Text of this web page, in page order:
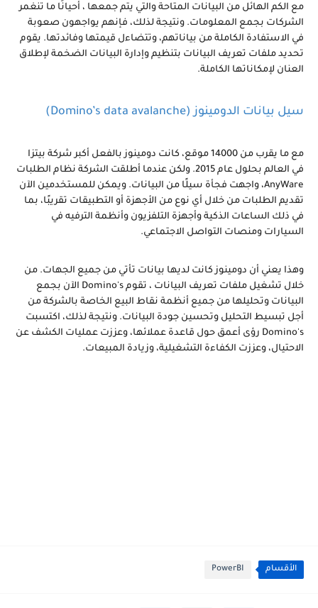
مع الكم الهائل من البيانات المتاحة والتي يتم جمعها ، أحيانًا ما تنغمر
الشركات بجمع المعلومات. ونتيجة لذلك، فإنهم يواجهون صعوبة
في الاستفادة الكاملة من بياناتهم، وتتضاءل قيمتها وفائدتها. يقوم
تحديد ملفات تعريف البيانات بتنظيم وإدارة البيانات الضخمة لإطلاق
العنان لإمكاناتها الكاملة.
سيل بيانات الدومينوز (Domino’s data avalanche)
مع ما يقرب من 14000 موقع، كانت دومينوز بالفعل أكبر شركة بيتزا
في العالم بحلول عام 2015. ولكن عندما أطلقت الشركة نظام الطلبات
AnyWare، واجهت فجأة سيلًا من البيانات. ويمكن للمستخدمين الآن
تقديم الطلبات من خلال أي نوع من الأجهزة أو التطبيقات تقريبًا، بما
في ذلك الساعات الذكية وأجهزة التلفزيون وأنظمة الترفيه في
السيارات ومنصات التواصل الاجتماعي.
وهذا يعني أن دومينوز كانت لديها بيانات تأتي من جميع الجهات. من
خلال تشغيل ملفات تعريف البيانات ، تقوم Domino's الآن بجمع
البيانات وتحليلها من جميع أنظمة نقاط البيع الخاصة بالشركة من
أجل تبسيط التحليل وتحسين جودة البيانات. ونتيجة لذلك، اكتسبت
Domino's رؤى أعمق حول قاعدة عملائها، وعززت عمليات الكشف عن
الاحتيال، وعززت الكفاءة التشغيلية، وزيادة المبيعات.
الأقسام PowerBI